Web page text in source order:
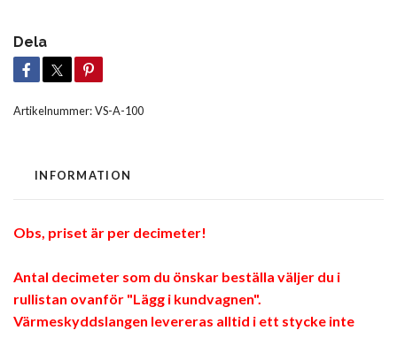
Dela
Artikelnummer:VS-A-100
INFORMATION
Obs, priset är per decimeter!
Antal decimeter som du önskar beställa väljer du i
rullistan ovanför "Lägg i kundvagnen".
Värmeskyddslangen levereras alltid i ett stycke inte